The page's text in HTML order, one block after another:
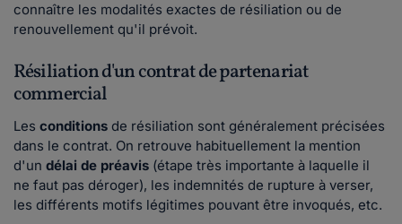
connaître les modalités exactes de résiliation ou de
renouvellement qu'il prévoit.
Résiliation d'un contrat de partenariat
commercial
Les conditions de résiliation sont généralement précisées
dans le contrat. On retrouve habituellement la mention
d'un délai de préavis (étape très importante à laquelle il
ne faut pas déroger), les indemnités de rupture à verser,
les différents motifs légitimes pouvant être invoqués, etc.